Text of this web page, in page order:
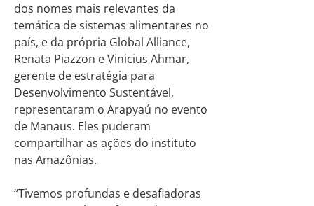
dos nomes mais relevantes da
temática de sistemas alimentares no
país, e da própria Global Alliance,
Renata Piazzon e Vinicius Ahmar,
gerente de estratégia para
Desenvolvimento Sustentável,
representaram o Arapyaú no evento
de Manaus. Eles puderam
compartilhar as ações do instituto
nas Amazônias.
“Tivemos profundas e desafiadoras